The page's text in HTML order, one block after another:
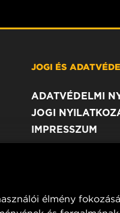
JOGI ÉS
ADATVÉDELMI
JOGI
IMPRESSZUM
élmény